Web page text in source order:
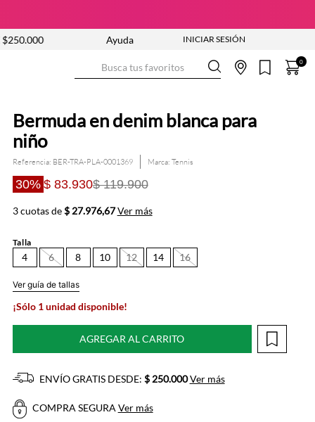
NUEVA COLECCIÓN ENTRA YA ENVÍO GRATIS DESDE
Ayuda
0
Bermuda en denim blanca para
niño
Referencia: BER-TRA-PLA-0001369 Tennis
30% $ 83.930$ 119.900
3 cuotas de$ 27.976,67 Ver más
Talla
4 6 8 10 12 14 16
Ver guía de tallas
¡Sólo 1 unidad disponible!
AGREGAR AL CARRITO
ENVÍO GRATIS DESDE: $ 250.000 Ver más
COMPRA SEGURA Ver más